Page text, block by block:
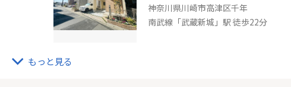
神奈川県川崎市高津区千年
南武線「武蔵新城」駅 徒歩22分
ＪＲ南武線「武蔵新城」ネバーランド武蔵新城 もっと見る